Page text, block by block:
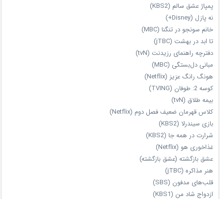
پمپاژ عشق سالم (KBS2)
نه پازل (Disney+)
خانم سونجو در تنگنا (MBC)
تا ابد در بهشت (jTBC)
دفترچه راهنمای رزیدنت (tvN)
مبانی دل‌بستگی (MBC)
هونگ رانگ عزیز (Netflix)
کوسه 2: طوفان (TVING)
بیمه طلاق (tvN)
کلاس قهرمان ضعیف فصل دوم (Netflix)
بازی سیندرلا (KBS2)
شرارت در همه‌ جا (KBS2)
غذاخوری هو (Netflix)
عشق بازگشته (عشق بازگشته)
هنر مذاکره (jTBC)
قلب‌های مدفون (SBS)
ازدواج شاد من (KBS1)